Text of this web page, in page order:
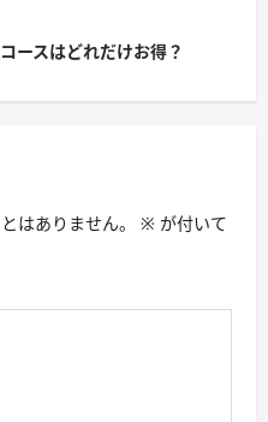
ースはどれだけお得？
はありません。 ※ が付いて